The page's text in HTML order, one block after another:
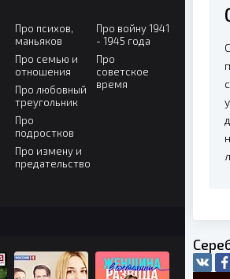
Про психов,
маньяков
Про семью и
отношения
Про любовный
треугольник
Про
подростков
Про измену и
предательство
Про войну 1941
- 1945 года
Про
советское
время